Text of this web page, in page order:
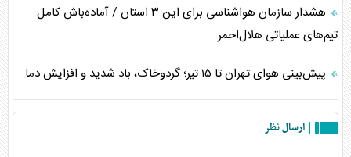
هشدار سازمان هواشناسی برای این ۳ استان / آماده‌باش کامل
تیم‌های عملیاتی هلال‌احمر
پیش‌بینی هوای تهران تا ۱۵ تیر؛ گردوخاک، باد شدید و افزایش دما
ارسال نظر